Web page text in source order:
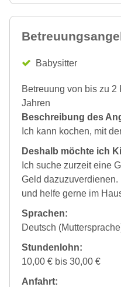
Babysitter
Betreuung von bis zu 2
Jahren
Beschreibung des
Ich kann kochen, mit
Deshalb möchte ich
Ich suche zurzeit eine
Geld
und helfe gerne im
Sprachen:
Deutsch
Stundenlohn:
10,00 € bis 30,00 €
Anfahrt: